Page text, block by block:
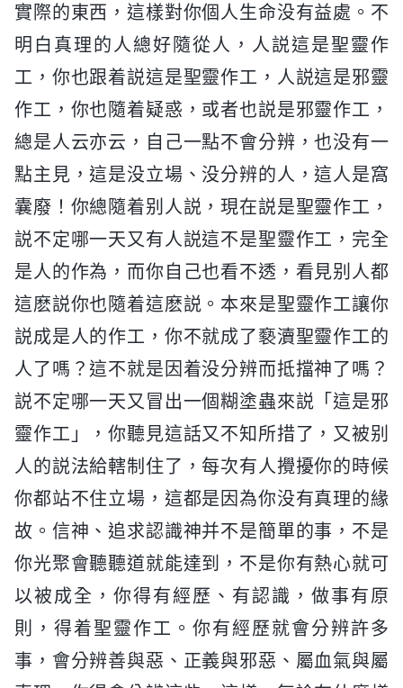
實際的東西，這樣對你個人生命没有益處。不
明白真理的人總好隨從人，人説這是聖靈作
工，你也跟着説這是聖靈作工，人説這是邪靈
作工，你也隨着疑惑，或者也説是邪靈作工，
總是人云亦云，自己一點不會分辨，也没有一
點主見，這是没立場、没分辨的人，這人是窩
囊廢！你總隨着别人説，現在説是聖靈作工，
説不定哪一天又有人説這不是聖靈作工，完全
是人的作為，而你自己也看不透，看見别人都
這麽説你也隨着這麽説。本來是聖靈作工讓你
説成是人的作工，你不就成了褻瀆聖靈作工的
人了嗎？這不就是因着没分辨而抵擋神了嗎？
説不定哪一天又冒出一個糊塗蟲來説「這是邪
靈作工」，你聽見這話又不知所措了，又被别
人的説法給轄制住了，每次有人攪擾你的時候
你都站不住立場，這都是因為你没有真理的緣
故。信神、追求認識神并不是簡單的事，不是
你光聚會聽聽道就能達到，不是你有熱心就可
以被成全，你得有經歷、有認識，做事有原
則，得着聖靈作工。你有經歷就會分辨許多
事，會分辨善與惡、正義與邪惡、屬血氣與屬